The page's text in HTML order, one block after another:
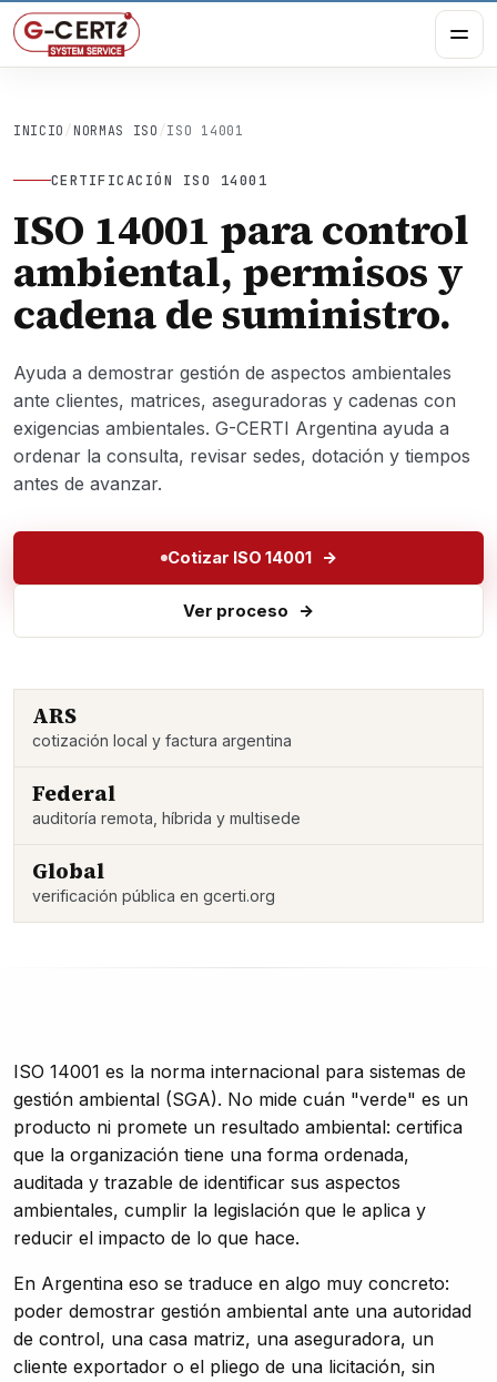
INICIO / NORMAS ISO / ISO 14001
CERTIFICACIÓN ISO 14001
ISO 14001 para control
ambiental, permisos y
cadena de suministro.
Ayuda a demostrar gestión de aspectos ambientales
ante clientes, matrices, aseguradoras y cadenas con
exigencias ambientales. G-CERTI Argentina ayuda a
ordenar la consulta, revisar sedes, dotación y tiempos
antes de avanzar.
Cotizar ISO 14001
Ver proceso
ARS
cotización local y factura argentina
Federal
auditoría remota, híbrida y multisede
Global
verificación pública en gcerti.org
ISO 14001 es la norma internacional para sistemas de
gestión ambiental (SGA). No mide cuán "verde" es un
producto ni promete un resultado ambiental: certifica
que la organización tiene una forma ordenada,
auditada y trazable de identificar sus aspectos
ambientales, cumplir la legislación que le aplica y
reducir el impacto de lo que hace.
En Argentina eso se traduce en algo muy concreto:
poder demostrar gestión ambiental ante una autoridad
de control, una casa matriz, una aseguradora, un
cliente exportador o el pliego de una licitación, sin